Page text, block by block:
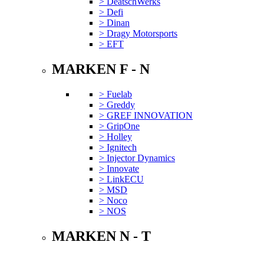
> Defi
> Dinan
> Dragy Motorsports
> EFT
MARKEN F - N
> Fuelab
> Greddy
> GREF INNOVATION
> GripOne
> Holley
> Ignitech
> Injector Dynamics
> Innovate
> LinkECU
> MSD
> Noco
> NOS
MARKEN N - T